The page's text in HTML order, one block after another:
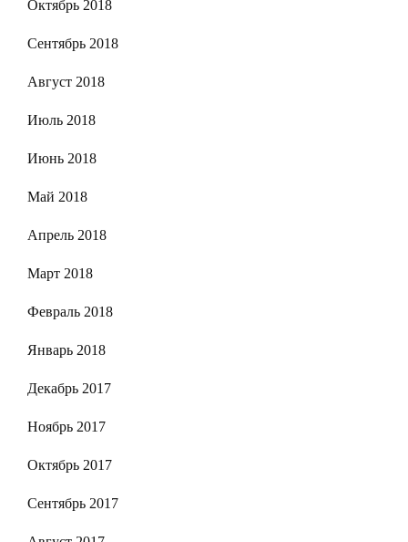
Октябрь 2018
Сентябрь 2018
Август 2018
Июль 2018
Июнь 2018
Май 2018
Апрель 2018
Март 2018
Февраль 2018
Январь 2018
Декабрь 2017
Ноябрь 2017
Октябрь 2017
Сентябрь 2017